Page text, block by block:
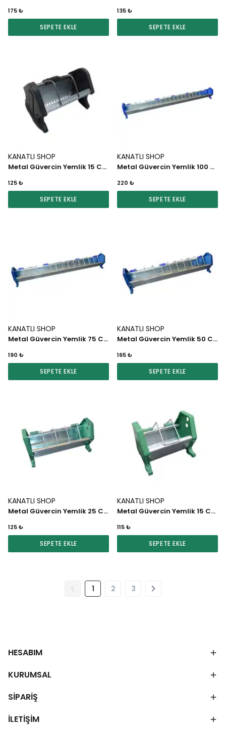
175 ₺
SEPETE EKLE
135 ₺
SEPETE EKLE
KANATLI SHOP
Metal Güvercin Yemlik 15 CM (Siyah)
125 ₺
SEPETE EKLE
KANATLI SHOP
Metal Güvercin Yemlik 100 CM (Renkli)
220 ₺
SEPETE EKLE
KANATLI SHOP
Metal Güvercin Yemlik 75 CM (Renkli)
190 ₺
SEPETE EKLE
KANATLI SHOP
Metal Güvercin Yemlik 50 CM (Renkli)
165 ₺
SEPETE EKLE
KANATLI SHOP
Metal Güvercin Yemlik 25 CM (Renkli)
125 ₺
SEPETE EKLE
KANATLI SHOP
Metal Güvercin Yemlik 15 CM (Renkli)
115 ₺
SEPETE EKLE
1 2 3
HESABIM
KURUMSAL
SİPARİŞ
İLETİŞİM